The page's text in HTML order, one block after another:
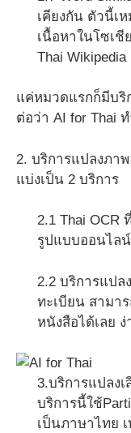
เคียงกัน ตัวนี้เ
เนื้อหาในโซเชี
Thai
แค่หมวดแรกก็มีบริ
ต่อว่า AI for Thai
2. บริการแปลงภา
แบ่งเป็น 2 บริการ
2.1 Thai OCR
รูปแบบออนไล
2.2 บริการแปล
ทะเบียน สามา
หนังสือได้เลย ง่
3.บริการแปลง
บริการนี้ใช้
เป็นภาษาไทย